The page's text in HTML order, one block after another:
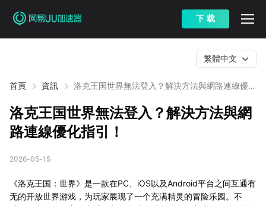
下 载
首頁 資訊
洛克王国世界無法登入？解決方法與網路連線優化
繁體中文
洛克王国世界無法登入？解決方法與網
路連線優化指引！
2026-05-15
《洛克王国：世界》是一款在PC、iOS以及Android平台之间互通有
无的开放世界游戏，为玩家展现了一个充满精灵的冒险乐园。不